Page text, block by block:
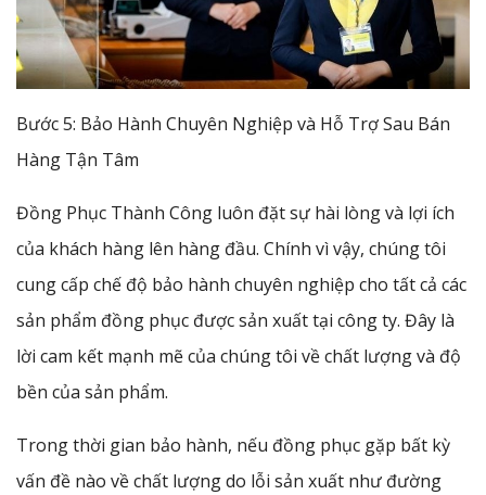
Bước 5: Bảo Hành Chuyên Nghiệp và Hỗ Trợ Sau Bán
Hàng Tận Tâm
Đồng Phục Thành Công luôn đặt sự hài lòng và lợi ích
của khách hàng lên hàng đầu. Chính vì vậy, chúng tôi
cung cấp chế độ bảo hành chuyên nghiệp cho tất cả các
sản phẩm đồng phục được sản xuất tại công ty. Đây là
lời cam kết mạnh mẽ của chúng tôi về chất lượng và độ
bền của sản phẩm.
Trong thời gian bảo hành, nếu đồng phục gặp bất kỳ
vấn đề nào về chất lượng do lỗi sản xuất như đường